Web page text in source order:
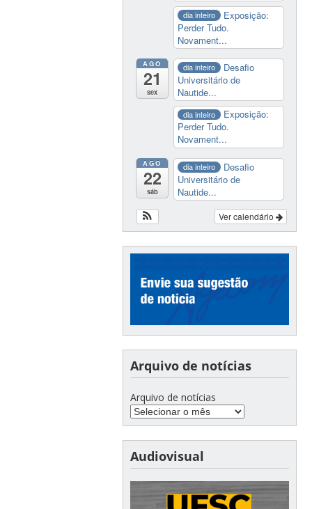
dia inteiro
Exposição:
Perder Tudo.
Novament...
AGO
21
sex
dia inteiro
Desafio
Universitário de
Nautide...
dia inteiro
Exposição:
Perder Tudo.
Novament...
AGO
22
sáb
dia inteiro
Desafio
Universitário de
Nautide...
Ver calendário
Arquivo de notícias
Arquivo de notícias
Audiovisual